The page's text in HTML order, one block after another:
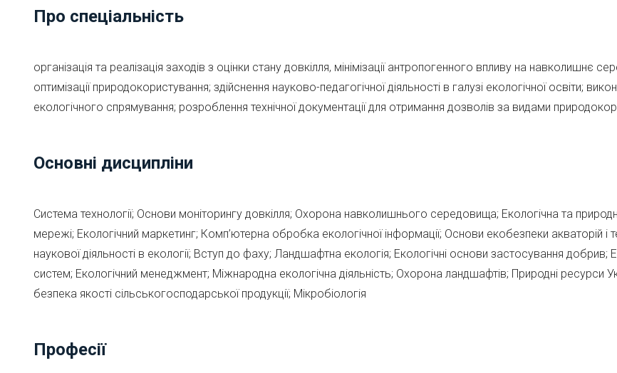
Про спеціальність
організація та реалізація заходів з оцінки стану довкілля, мінімізації антропогенного впливу на навколишнє
оптимізації природокористування; здійснення науково-педагогічної діяльності в галузі екологічної освіти;
екологічного спрямування; розроблення технічної документації для отримання дозволів за видами
Основні дисципліни
Система технології; Основи моніторингу довкілля; Охорона навколишнього середовища; Екологічна та
мережі; Екологічний маркетинг; Комп’ютерна обробка екологічної інформації; Основи екобезпеки акваторій і
наукової діяльності в екології; Вступ до фаху; Ландшафтна екологія; Екологічні основи застосування добрив;
систем; Екологічний менеджмент; Міжнародна екологічна діяльність; Охорона ландшафтів; Природні ресурси
безпека якості сільськогосподарської продукції; Мікробіологія
Професії